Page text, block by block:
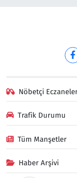
Nöbetçi
Trafik Durumu
Tüm Manşetler
Haber Arşivi